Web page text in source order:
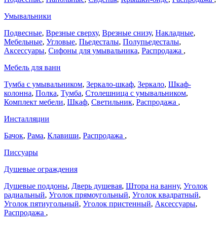
Умывальники
Подвесные, Врезные сверху, Врезные снизу, Накладные,
Мебельные, Угловые, Пьедесталы, Полупьедесталы,
Аксессуары, Сифоны для умывальника, Распродажа ,
Мебель для ванн
Тумба с умывальником, Зеркало-шкаф, Зеркало, Шкаф-
колонна, Полка, Тумба, Столешница с умывальником,
Комплект мебели, Шкаф, Светильник, Распродажа ,
Инсталляции
Бачок, Рама, Клавиши, Распродажа ,
Писсуары
Душевые ограждения
Душевые поддоны, Дверь душевая, Штора на ванну, Уголок
радиальный, Уголок прямоугольный, Уголок квадратный,
Уголок пятиугольный, Уголок пристенный, Аксессуары,
Распродажа ,